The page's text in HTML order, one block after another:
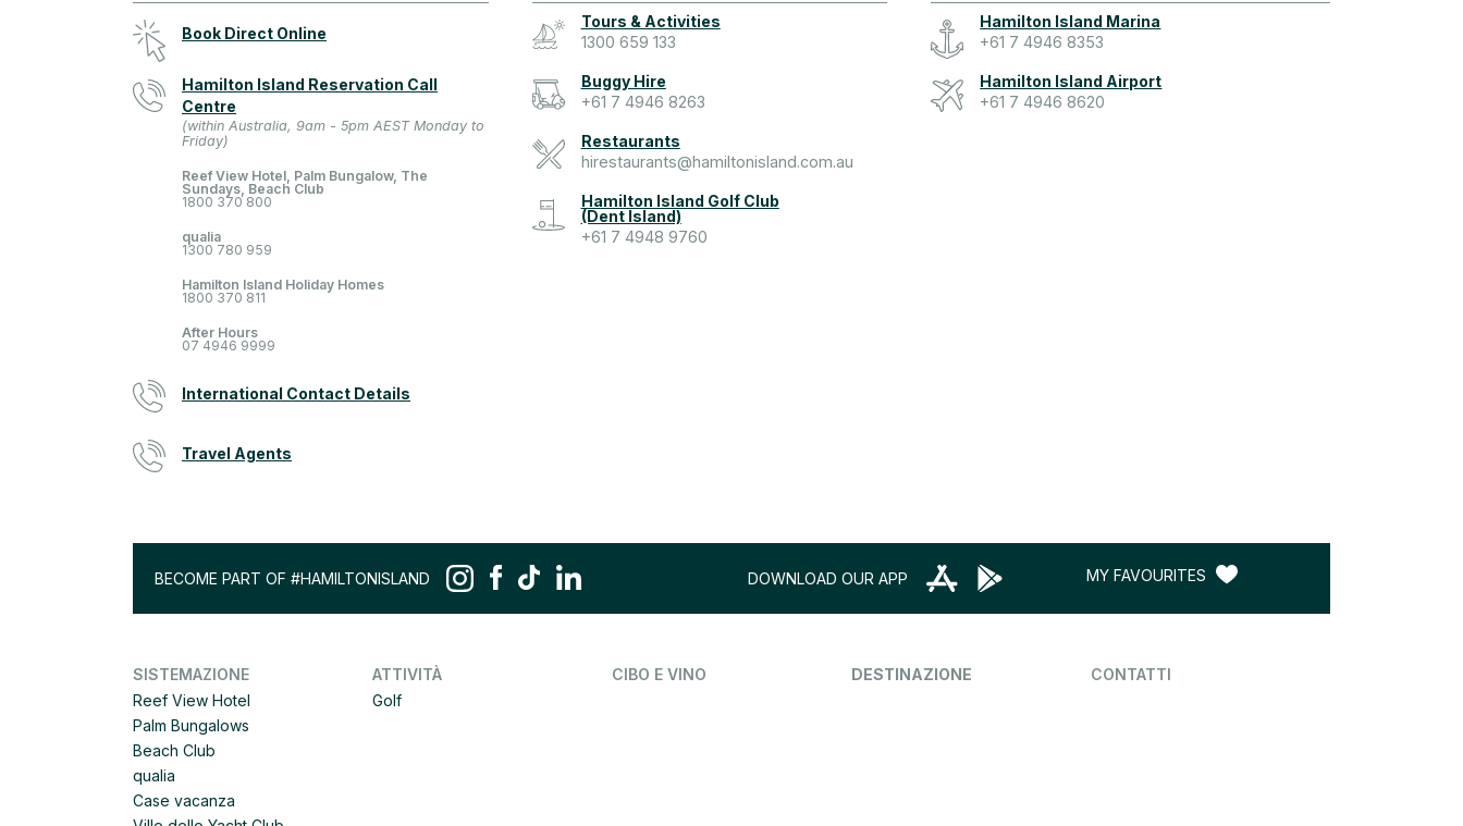
Book Direct Online
Hamilton Island Reservation Call
Centre
(within Australia, 9am - 5pm AEST Monday to
Friday)
Reef View Hotel, Palm Bungalow, The
Sundays, Beach Club
1800 370 800
qualia
1300 780 959
Hamilton Island Holiday Homes
1800 370 811
After Hours
07 4946 9999
International Contact Details
Travel Agents
Tours & Activities
1300 659 133
Buggy Hire
+61 7 4946 8263
Restaurants
hirestaurants@hamiltonisland.com.au
Hamilton Island Golf Club
(Dent Island)
+61 7 4948 9760
Hamilton Island Marina
+61 7 4946 8353
Hamilton Island Airport
+61 7 4946 8620
BECOME PART OF #HAMILTONISLAND DOWNLOAD OUR APP MY FAVOURITES
SISTEMAZIONE
Reef View Hotel
Palm Bungalows
Beach Club
qualia
Case vacanza
ATTIVITÀ
Golf
CIBO E VINO DESTINAZIONE CONTATTI